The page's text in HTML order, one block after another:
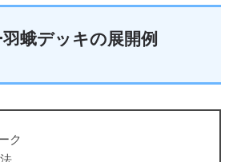
蛾デッキの展開例
ク